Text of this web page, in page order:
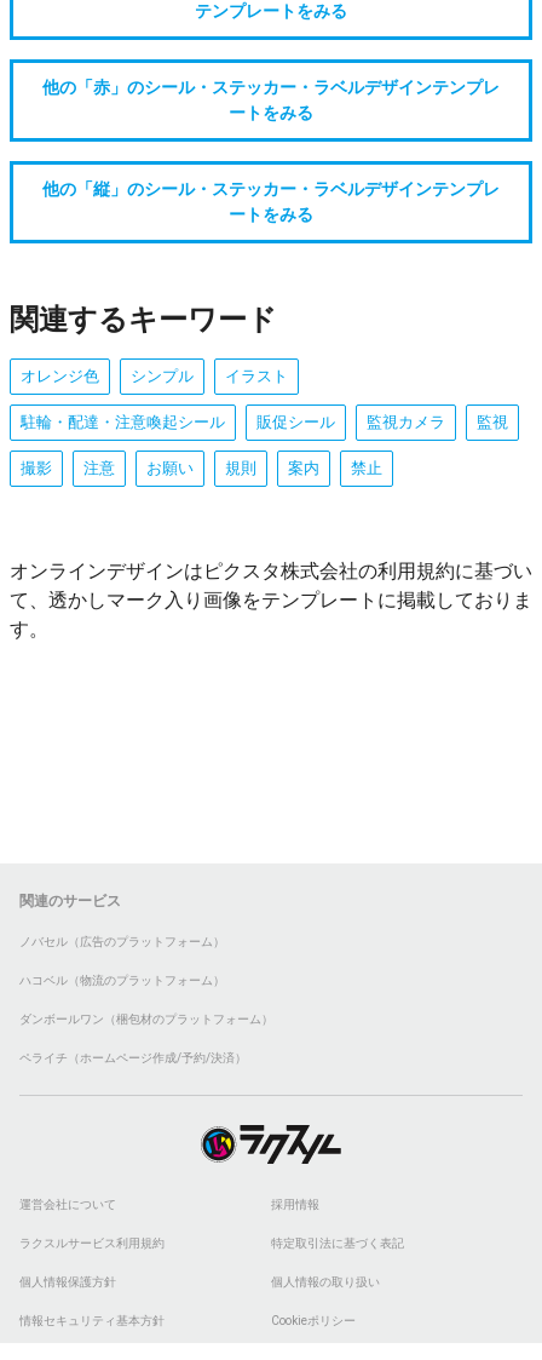
テンプレートをみる
他の「赤」のシール・ステッカー・ラベルデザインテンプレ
ートをみる
他の「縦」のシール・ステッカー・ラベルデザインテンプレ
ートをみる
関連するキーワード
オレンジ色 シンプル イラスト
駐輪・配達・注意喚起シール 販促シール 監視カメラ 監視
撮影 注意 お願い 規則 案内 禁止
オンラインデザインはピクスタ株式会社の利用規約に基づい
て、透かしマーク入り画像をテンプレートに掲載しておりま
す。
関連のサービス
ノバセル（広告のプラットフォーム）
ハコベル（物流のプラットフォーム）
ダンボールワン（梱包材のプラットフォーム）
ペライチ（ホームページ作成/予約/決済）
運営会社について 採用情報
ラクスルサービス利用規約 特定取引法に基づく表記
個人情報保護方針 個人情報の取り扱い
情報セキュリティ基本方針 Cookieポリシー